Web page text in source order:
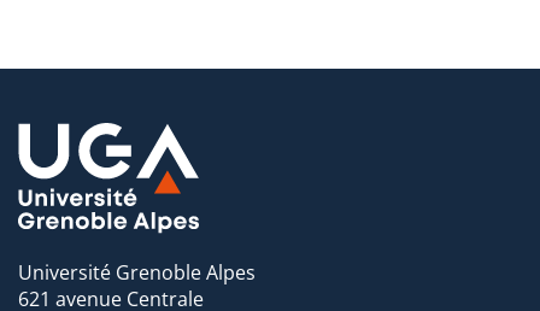
Université Grenoble Alpes
621 avenue Centrale